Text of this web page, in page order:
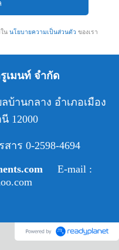
นนโยบายความเป็นส่วนตัว ของเรา
เมนท์ จำกัด
บ้านกลาง อำเภอเมือง
12000
าร 0-2598-4694
E-mail :